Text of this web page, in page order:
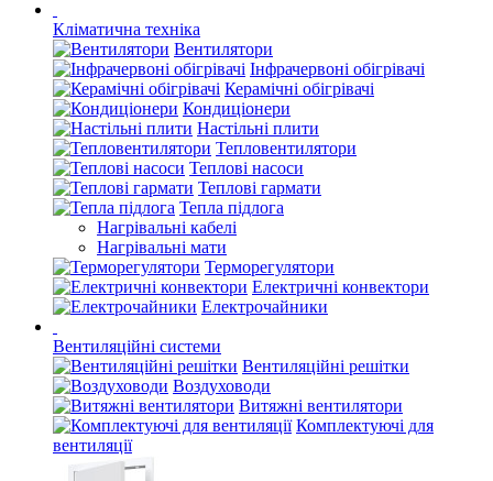
Кліматична техніка
Вентилятори
Інфрачервоні обігрівачі
Керамічні обігрівачі
Кондиціонери
Настільні плити
Тепловентилятори
Теплові насоси
Теплові гармати
Тепла підлога
Нагрівальні кабелі
Нагрівальні мати
Терморегулятори
Електричні конвектори
Електрочайники
Вентиляційні системи
Вентиляційні решітки
Воздуховоди
Витяжні вентилятори
Комплектуючі для
вентиляції